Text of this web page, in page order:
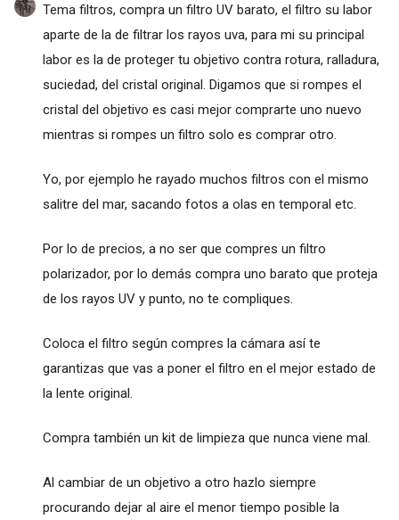
Tema filtros, compra un filtro UV barato, el filtro su labor
aparte de la de filtrar los rayos uva, para mi su principal
labor es la de proteger tu objetivo contra rotura, ralladura,
suciedad, del cristal original. Digamos que si rompes el
cristal del objetivo es casi mejor comprarte uno nuevo
mientras si rompes un filtro solo es comprar otro.
Yo, por ejemplo he rayado muchos filtros con el mismo
salitre del mar, sacando fotos a olas en temporal etc.
Por lo de precios, a no ser que compres un filtro
polarizador, por lo demás compra uno barato que proteja
de los rayos UV y punto, no te compliques.
Coloca el filtro según compres la cámara así te
garantizas que vas a poner el filtro en el mejor estado de
la lente original.
Compra también un kit de limpieza que nunca viene mal.
Al cambiar de un objetivo a otro hazlo siempre
procurando dejar al aire el menor tiempo posible la